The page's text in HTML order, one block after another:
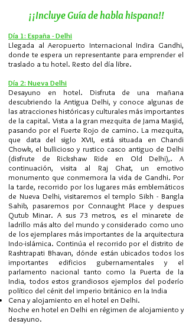
¡¡Incluye Guía de habla hispana!!
Día 1: España - Delhi
Llegada al Aeropuerto Internacional Indira Gandhi,
donde te espera un representante para emprender el
traslado a tu hotel. Resto del día libre.
Día 2: Nueva Delhi
Desayuno en hotel. Disfruta de una mañana
descubriendo la Antigua Delhi, y conoce algunas de
las atracciones históricas y culturales más importantes
de la capital. Vista a la gran mezquita de Jama Masjid,
pasando por el Fuerte Rojo de camino. La mezquita,
que data del siglo XVII, está situada en Chandi
Chowk, el bullicioso y rustico casco antiguo de Delhi
(disfrute de Rickshaw Ride en Old Delhi),. A
continuación, visita al Raj Ghat, un emotivo
monumento que conmemora la vida de Gandhi. Por
la tarde, recorrido por los lugares más emblemáticos
de Nueva Delhi, visitaremos el templo Sikh - Bangla
Sahib, pasaremos por Connaught Place y despues
Qutub Minar. A sus 73 metros, es el minarete de
ladrillo más alto del mundo y considerado como uno
de los ejemplares más importantes de la arquitectura
Indo-islámica. Continúa el recorrido por el distrito de
Rashtrapati Bhavan, dónde están ubicados todos los
importantes edificios gubernamentales y el
parlamento nacional tanto como la Puerta de la
India, todos estos grandiosos ejemplos del poderío
político del cénit del imperio británico en la India
Cena y alojamiento en el hotel en Delhi.
Noche en hotel en Delhi en régimen de alojamiento y
desayuno. ​​